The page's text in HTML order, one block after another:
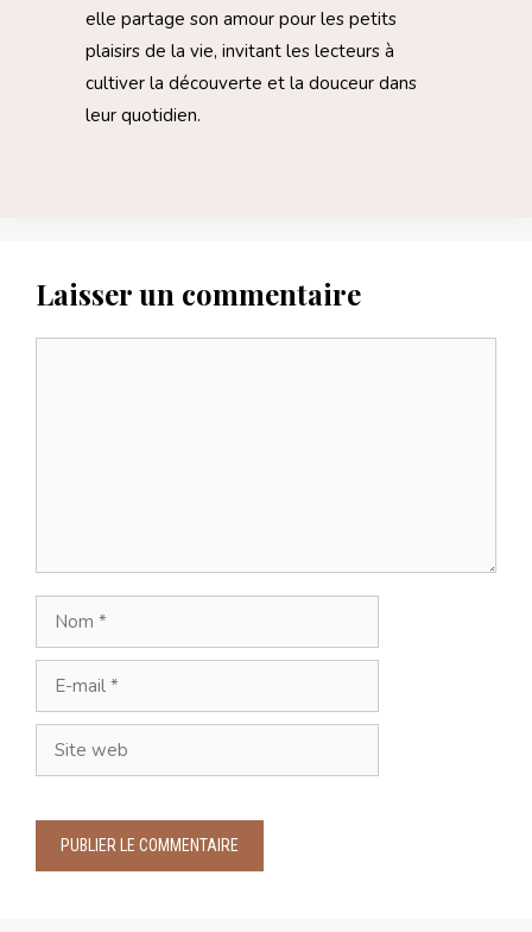
elle partage son amour pour les petits
plaisirs de la vie, invitant les lecteurs à
cultiver la découverte et la douceur dans
leur quotidien.
Laisser un commentaire
Nom
mail
Site
web